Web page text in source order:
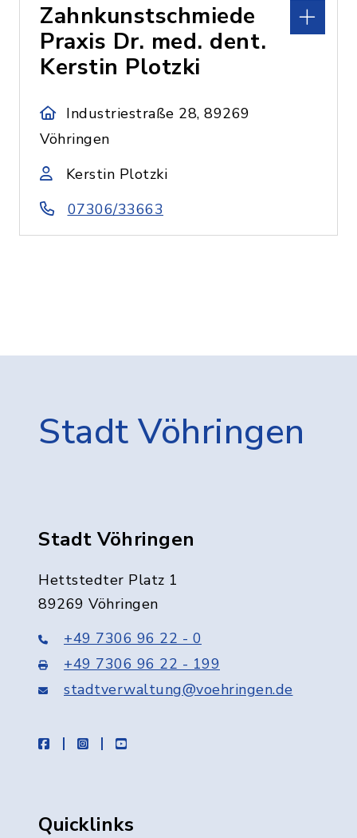
Zahnkunstschmiede
Praxis Dr. med. dent.
Kerstin Plotzki
Industriestraße 28, 89269
Vöhringen
Kerstin Plotzki
07306/33663
Stadt Vöhringen
Stadt Vöhringen
Hettstedter Platz 1
89269 Vöhringen
+49 7306 96 22 - 0
+49 7306 96 22 - 199
stadtverwaltung@voehringen.de
facebookinstagramyoutube
Quicklinks